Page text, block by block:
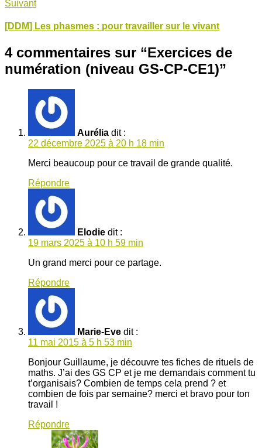
Suivant
[DDM] Les phasmes : pour travailler sur le vivant
4 commentaires sur “Exercices de
numération (niveau GS-CP-CE1)”
Aurélia dit :
22 décembre 2025 à 20 h 18 min
Merci beaucoup pour ce travail de grande qualité.
Répondre
Elodie dit :
19 mars 2025 à 10 h 59 min
Un grand merci pour ce partage.
Répondre
Marie-Eve dit :
11 mai 2015 à 5 h 53 min
Bonjour Guillaume, je découvre tes fiches de rituels de
maths. J’ai des GS CP et je me demandais comment tu
t’organisais? Combien de temps cela prend ? et
combien de fois par semaine? merci et bravo pour ton
travail !
Répondre